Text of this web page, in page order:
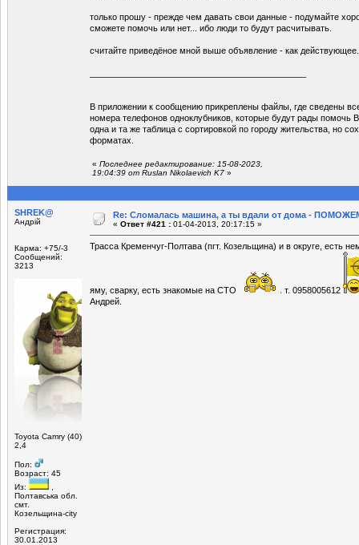
только прошу - прежде чем давать свои данные - подумайте
сможете помочь или нет... ибо люди то будут расчитывать.
считайте приведёное мной выше объявление - как действующее.
В приложении к сообщению прикреплены файлы, где сведены
номера телефонов одноклубников, которые будут рады помочь
одна и та же таблица с сортировкой по городу жительства, но
форматах.
« Последнее редактирование: 15-08-2023,
19:04:39 от Ruslan Nikolaevich K7 »
SHREK@
Андрій
Карма: +75/-3
Сообщений:
3213
Toyota Camry (40)
2,4
Пол:
Возраст: 45
Из:
Полтавська обл.
смт.
Козельщина-city
Регистрация:
30.01.2013
Re: Сломалась машина, а ты вдали от дома -
« Ответ #421 : 01-04-2013, 20:17:15 »
Трасса Кременчуг-Полтава (пгт. Козельщина) и в округе, есть
яму, сварку, есть знакомые на СТО
. т. 0958005612
Андрей.